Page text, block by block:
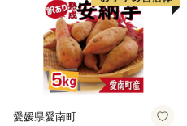
愛媛県愛南町